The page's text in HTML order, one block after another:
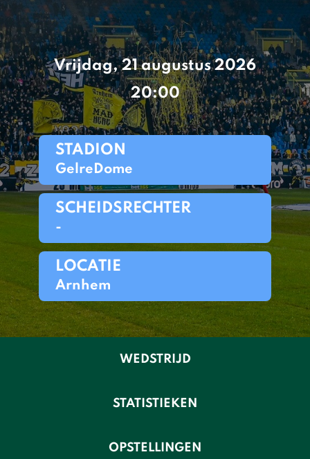
Vrijdag, 21 augustus 2026
20:00
STADION
GelreDome
SCHEIDSRECHTER
-
LOCATIE
Arnhem
WEDSTRIJD
STATISTIEKEN
OPSTELLINGEN